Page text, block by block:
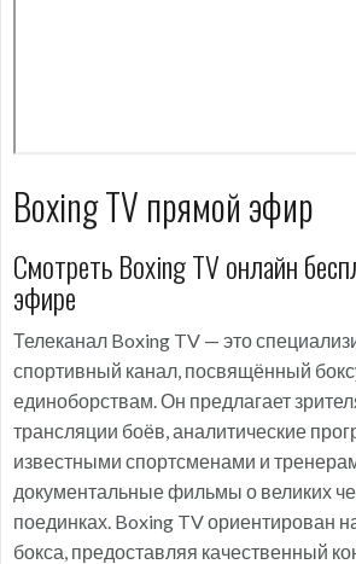
Boxing TV прямой эфир
Смотреть Boxing TV онлайн
эфире
Телеканал Boxing TV — это
спортивный канал, посвящённый
единоборствам. Он предлагает
трансляции боёв, аналитические
известными спортсменами и
документальные фильмы о великих
поединках. Boxing TV ориентирован
бокса, предоставляя качественный